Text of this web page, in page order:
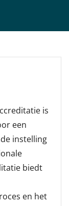
is
een
instelling
biedt
en het